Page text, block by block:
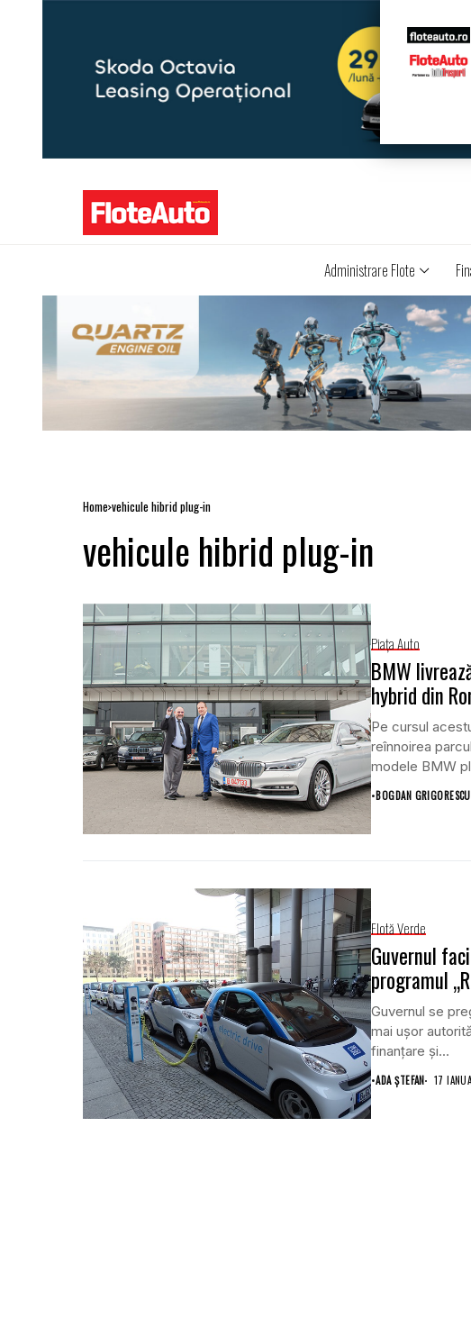
Administrare Flote
Home vehicule hibrid plug-in
vehicule hibrid plug-in
Piaţa Auto
BMW
hybrid din
Pe cursul
reînnoirea
modele BMW
•BOGDAN GRIGORESCU
Flotă Verde
Guvernul
programul
Guvernul se
mai uşor
finanţare şi...
•ADA ȘTEFAN 17